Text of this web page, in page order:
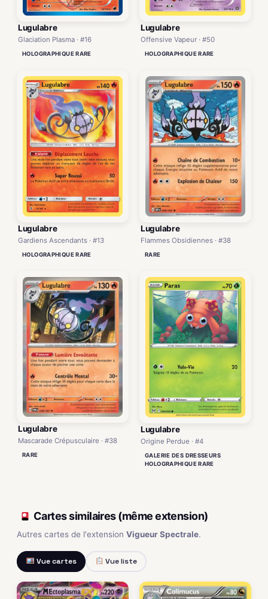
Lugulabre
Glaciation Plasma · #16
HOLOGRAPHIQUE RARE
Lugulabre
Offensive Vapeur · #50
HOLOGRAPHIQUE RARE
Lugulabre
Gardiens Ascendants · #13
HOLOGRAPHIQUE RARE
Lugulabre
Flammes Obsidiennes · #38
RARE
Lugulabre
Mascarade Crépusculaire · #38
RARE
Lugulabre
Origine Perdue · #4
GALERIE DES DRESSEURS
HOLOGRAPHIQUE RARE
Cartes similaires (même extension)
Autres cartes de l'extension Vigueur Spectrale.
Vue cartes Vue liste